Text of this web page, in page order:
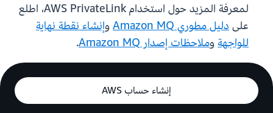
لمعرفة المزيد حول استخدام AWS PrivateLink، اطلع
علىدليل مطوري Amazon MQ وإنشاء نقطة نهاية
للواجهةوملاحظات إصدار Amazon MQ .
إنشاء حساب AWS